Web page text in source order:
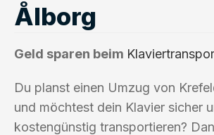
Ålborg
Geld sparen beim
Du planst einen Umzug von
und möchtest dein Klavier sicher
kostengünstig transportieren?